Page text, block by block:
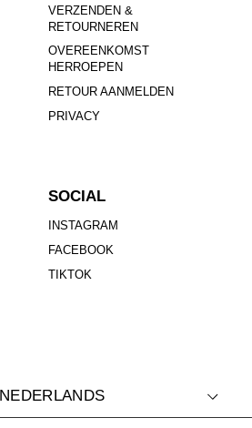
VERZENDEN &
RETOURNEREN
OVEREENKOMST
HERROEPEN
RETOUR AANMELDEN
PRIVACY
SOCIAL
INSTAGRAM
FACEBOOK
TIKTOK
NEDERLANDS